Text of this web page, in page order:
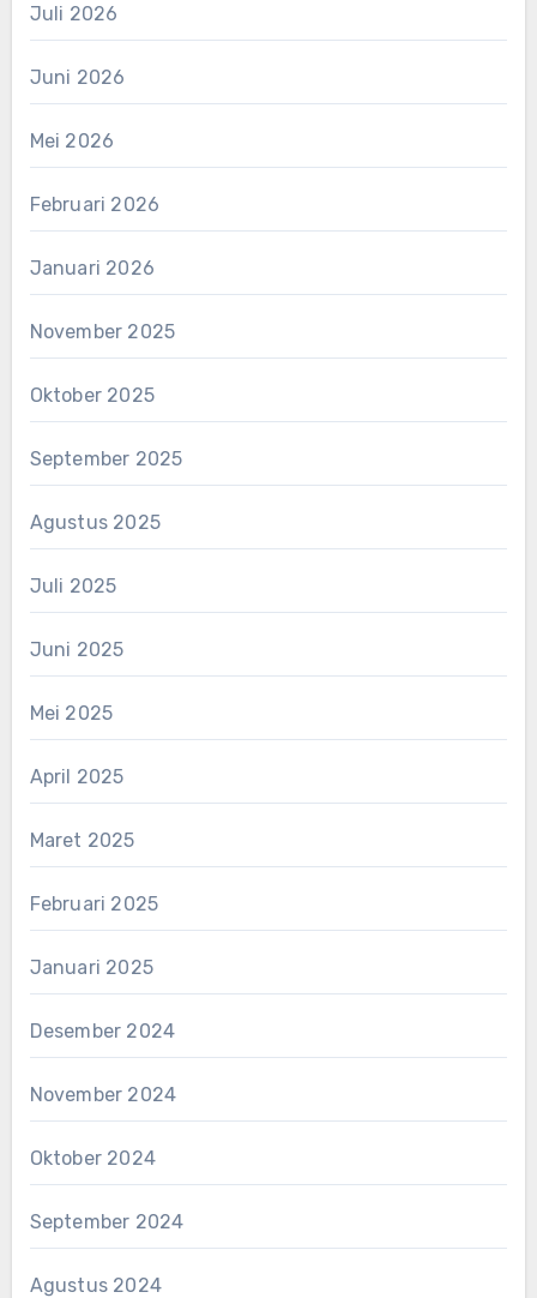
Juli 2026
Juni 2026
Mei 2026
Februari 2026
Januari 2026
November 2025
Oktober 2025
September 2025
Agustus 2025
Juli 2025
Juni 2025
Mei 2025
April 2025
Maret 2025
Februari 2025
Januari 2025
Desember 2024
November 2024
Oktober 2024
September 2024
Agustus 2024